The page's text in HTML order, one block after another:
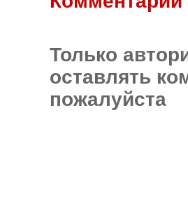
Только
оставлять
пожалуйста